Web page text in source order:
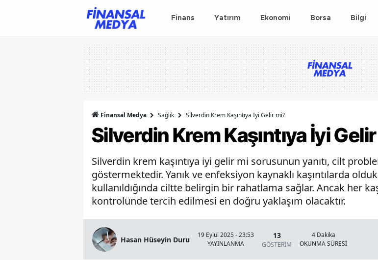
Finans Yatırım Ekonomi Borsa Bilgi
Finansal Medya Sağlık Silverdin Krem Kaşıntıya İyi Gelir mi?
Silverdin Krem Kaşıntıya İyi
Silverdin krem kaşıntıya iyi gelir mi sorusunun yanıtı, cilt
göstermektedir. Yanık ve enfeksiyon kaynaklı kaşıntılarda
kullanıldığında ciltte belirgin bir rahatlama sağlar. Ancak her
kontrolünde tercih edilmesi en doğru yaklaşım olacaktır.
Hasan Hüseyin Duru
19 Eylül 2025 - 23:53
YAYINLANMA
13
GÖSTERİM
4 Dakika
OKUNMA SÜRESİ